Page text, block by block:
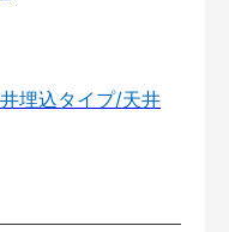
埋込タイプ/天井